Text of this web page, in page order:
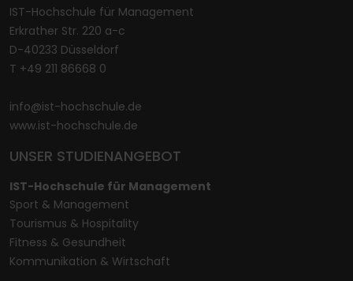
IST-Hochschule für Management
Erkrather Str. 220 a-c
D-40233 Düsseldorf
T +49 211 86668 0
info@ist-hochschule.de
www.ist-hochschule.de
UNSER STUDIENANGEBOT
IST-Hochschule für Management
Sport & Management
Tourismus & Hospitality
Fitness & Gesundheit
Kommunikation & Wirtschaft